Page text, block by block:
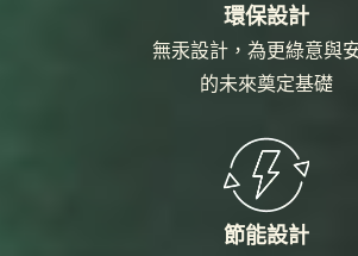
環保設計
無汞設計，為更綠意與
的未來奠定基礎
節能設計